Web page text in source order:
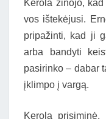
Kerola žinojo,
vos ištekėjusi.
pripažinti, kad ji
arba bandyti
pasirinko – dabar
įklimpo į vargą.
Kerola